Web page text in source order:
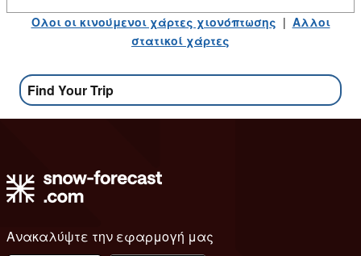
Ολοι οι κινούμενοι χάρτες χιονόπτωσης | Αλλοι
στατικοί χάρτες
Find Your Trip
Ανακαλύψτε την εφαρμογή μας